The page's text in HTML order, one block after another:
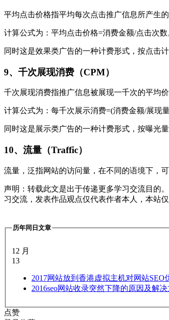
平均点击价格指平均每次点击推广信息所产生的
计算公式为：平均点击价格=消费金额/点击次数
同时这是效果类广告的一种计费形式，按点击
9、千次展现消费（CPM）
千次展现消费指推广信息被展现一千次的平均价
计算公式为：每千次展示消费=(消费金额/展现量
同时这是展示类广告的一种计费形式，按曝光
10、流量（Traffic）
流量，泛指网站的访问量，在不同的语境下，
声明：转载此文是出于传递更多学习交流目的
习交流，发表作品观点仅代表作者本人，本站
历年同日文章
12 月
13
2017网站放到香港虚拟主机对网站SEO
2016seo网站收录突然下降的原因及解
点赞